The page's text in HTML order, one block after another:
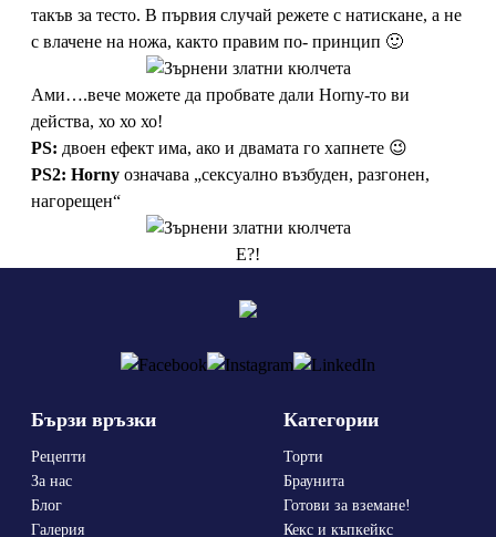
такъв за тесто. В първия случай режете с натискане, а не
с влачене на ножа, както правим по- принцип 🙂
Ами….вече можете да пробвате дали Horny-то ви
действа, хо хо хо!
PS: двоен ефект има, ако и двамата го хапнете 😉
PS2: Horny означава „сексуално възбуден, разгонен,
нагорещен“
Е?!
Бързи връзки
Рецепти
За нас
Блог
Галерия
Категории
Торти
Браунита
Готови за вземане!
Кекс и къпкейкс